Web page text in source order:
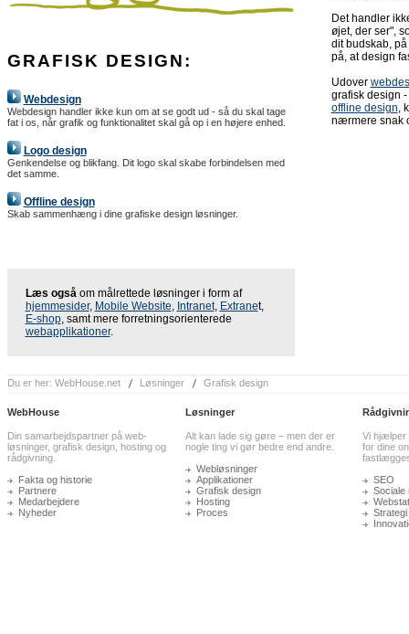
GRAFISK DESIGN:
Webdesign
Webdesign handler ikke kun om at se godt ud - så du skal tage
fat i os, når grafik og funktionalitet skal gå op i en højere enhed.
Logo design
Genkendelse og blikfang. Dit logo skal skabe forbindelsen med
det samme.
Offline design
Skab sammenhæng i dine grafiske design løsninger.
Læs ogsåom målrettede løsninger i form af
hjemmesider, Mobile Website, Intranet, Extranet,
E-shop, samt mere forretningsorienterede
webapplikationer.
Det handler
øjet, der ser",
dit budskab,
på, at design
Udover
grafisk design
offline design ,
nærmere snak
Du er her: WebHouse.net Løsninger Grafisk design
WebHouse
Din samarbejdspartner på web-
løsninger, grafisk design, hosting og
rådgivning.
Fakta og historie
Partnere
Medarbejdere
Nyheder
Løsninger
Alt kan lade sig gøre – men der er
nogle ting vi gør bedre end andre.
Webløsninger
Applikationer
Grafisk design
Hosting
Proces
Vi hjælper
for dine
SEO
Sociale
Strategi